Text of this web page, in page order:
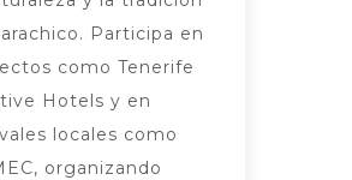
Participa en
como Tenerife
Hotels y en
locales como
organizando